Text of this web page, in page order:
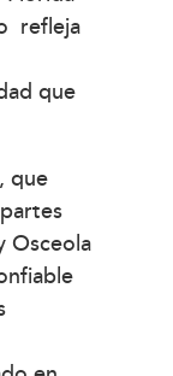
refleja
que
que
Osceola